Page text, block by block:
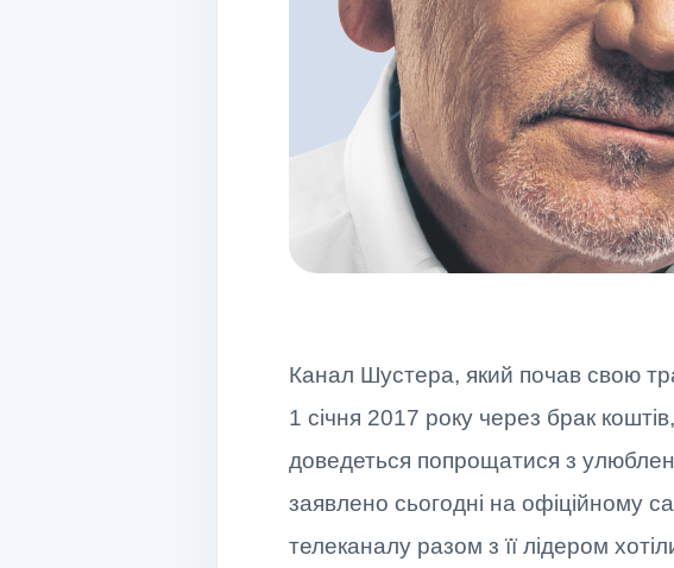
Канал Шустера, який почав свою
1 січня 2017 року через брак
доведеться попрощатися з
заявлено сьогодні на офіційному
телеканалу разом з її лідером